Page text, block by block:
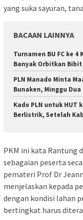
yang suka sayuran,
BACAAN LAINNYA
Turnamen BU FC ke
Banyak Orbitkan
PLN Manado Minta
Bunaken, Minggu
Kado PLN untuk HUT
Berlistrik, Setelah
PKM ini kata Rantung
sebagaian peserta
pemateri Prof Dr
menjelaskan kepada
dengan kondisi lahan
bertingkat harus